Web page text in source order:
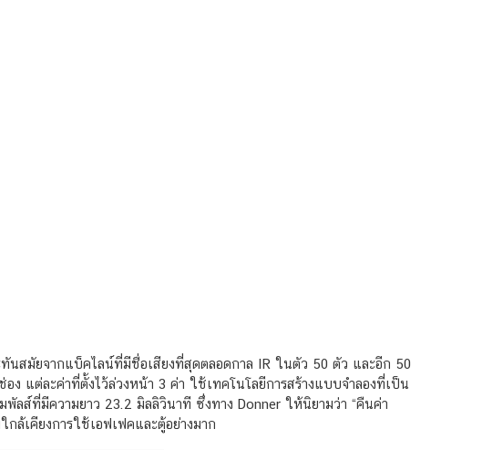
นสมัยจากแบ็คไลน์ที่มีชื่อเสียงที่สุดตลอดกาล IR ในตัว 50 ตัว และอีก 50
แต่ละค่าที่ตั้งไว้ล่วงหน้า 3 ค่า ใช้เทคโนโลยีการสร้างแบบจำลองที่เป็น
พัลส์ที่มีความยาว 23.2 มิลลิวินาที ซึ่งทาง Donner ให้นิยามว่า “คืนค่า
ล้เคียงการใช้เอฟเฟคและตู้อย่างมาก